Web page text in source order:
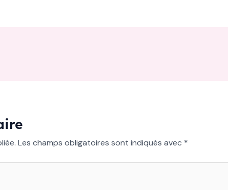
Les champs obligatoires sont indiqués avec *